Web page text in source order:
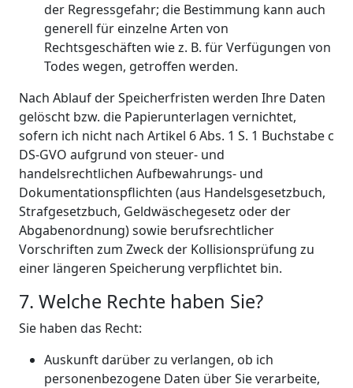
der Regressgefahr; die Bestimmung kann auch
generell für einzelne Arten von
Rechtsgeschäften wie z. B. für Verfügungen von
Todes wegen, getroffen werden.
Nach Ablauf der Speicherfristen werden Ihre Daten
gelöscht bzw. die Papierunterlagen vernichtet,
sofern ich nicht nach Artikel 6 Abs. 1 S. 1 Buchstabe c
DS-GVO aufgrund von steuer- und
handelsrechtlichen Aufbewahrungs- und
Dokumentationspflichten (aus Handelsgesetzbuch,
Strafgesetzbuch, Geldwäschegesetz oder der
Abgabenordnung) sowie berufsrechtlicher
Vorschriften zum Zweck der Kollisionsprüfung zu
einer längeren Speicherung verpflichtet bin.
7. Welche Rechte haben Sie?
Sie haben das Recht:
Auskunft darüber zu verlangen, ob ich
personenbezogene Daten über Sie verarbeite,